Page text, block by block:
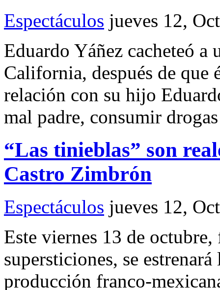
Espectáculos jueves 12,
Eduardo Yáñez cacheteó
California, después de que
relación con su hijo
mal padre, consumir
“Las tinieblas” son
Castro Zimbrón
Espectáculos jueves 12,
Este viernes 13 de
supersticiones, se
producción franco-